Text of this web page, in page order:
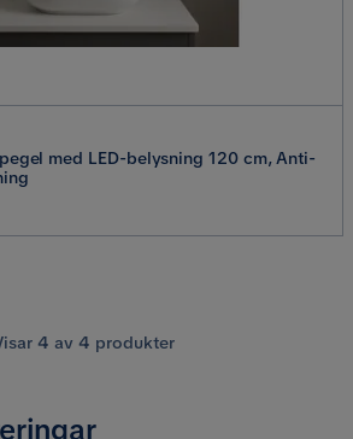
med LED-belysning 120 cm, Anti-
4 av 4 produkter